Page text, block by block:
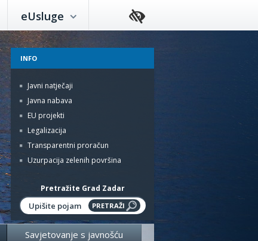
eUsluge
INFO
Javni natječaji
Javna nabava
EU projekti
Legalizacija
Transparentni proračun
Uzurpacija zelenih površina
Pretražite Grad Zadar
Savjetovanje s javnošću